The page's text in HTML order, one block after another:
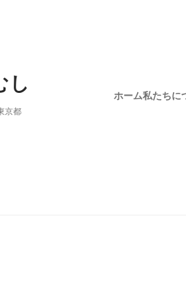
し
京都
ホーム私たちに